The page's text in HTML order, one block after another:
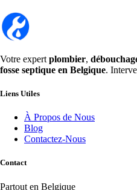
Votre expert plombier,
fosse septique en Belgique.
Liens Utiles
À Propos de Nous
Blog
Contactez-Nous
Contact
Partout en Belgique